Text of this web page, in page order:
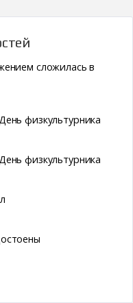
сложилась в
физкультурника
физкультурника